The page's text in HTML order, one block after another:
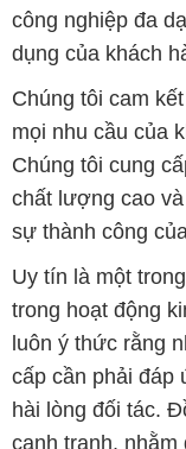
công nghiệp đa
dụng của khách
Chúng tôi cam
mọi nhu cầu của
Chúng tôi cung
chất lượng cao
sự thành công
Uy tín là một
trong hoạt động
luôn ý thức rằng
cấp cần phải đáp
hài lòng đối tác.
cạnh tranh,